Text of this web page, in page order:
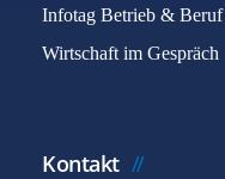
Infotag Betrieb & Beruf
Wirtschaft im Gespräch
Kontakt